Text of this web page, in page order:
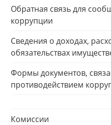
Обратная связь для
коррупции
Сведения о доходах,
обязательствах
Формы документов,
противодействием
Комиссии